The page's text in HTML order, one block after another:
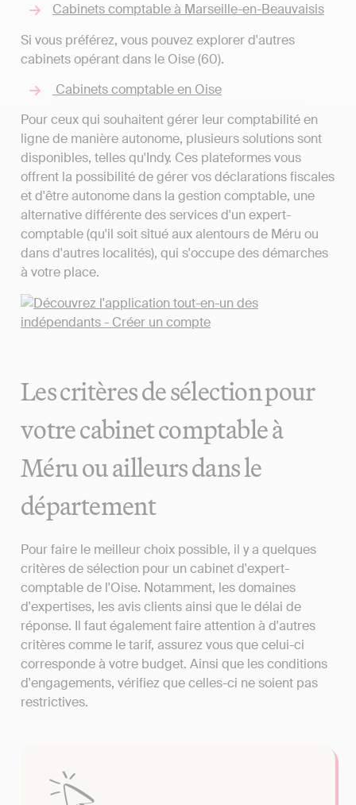
Cabinets comptable à Marseille-en-Beauvaisis
Si vous préférez, vous pouvez explorer d'autres
cabinets opérant dans le Oise (60).
Cabinets comptable en Oise
Pour ceux qui souhaitent gérer leur comptabilité en
ligne de manière autonome, plusieurs solutions sont
disponibles, telles qu'Indy. Ces plateformes vous
offrent la possibilité de gérer vos déclarations fiscales
et d'être autonome dans la gestion comptable, une
alternative différente des services d'un expert-
comptable (qu'il soit situé aux alentours de Méru ou
dans d'autres localités), qui s'occupe des démarches
à votre place.
Les critères de sélection pour
votre cabinet comptable à
Méru ou ailleurs dans le
département
Pour faire le meilleur choix possible, il y a quelques
critères de sélection pour un cabinet d'expert-
comptable de l'Oise. Notamment, les domaines
d'expertises, les avis clients ainsi que le délai de
réponse. Il faut également faire attention à d'autres
critères comme le tarif, assurez vous que celui-ci
corresponde à votre budget. Ainsi que les conditions
d'engagements, vérifiez que celles-ci ne soient pas
restrictives.